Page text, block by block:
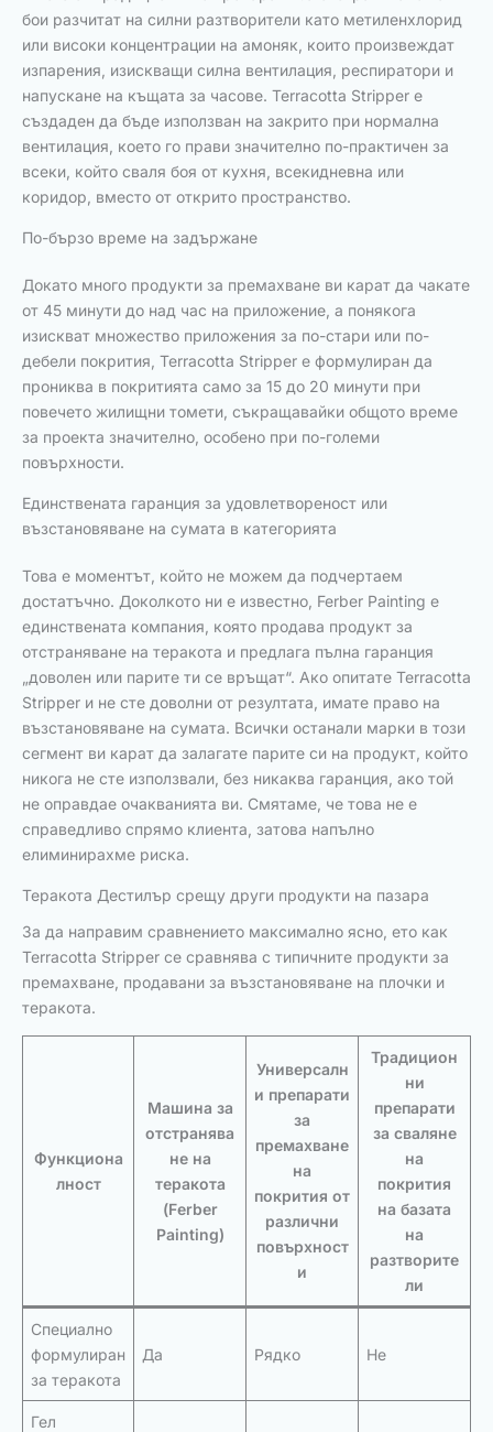
бои разчитат на силни разтворители като метиленхлорид
или високи концентрации на амоняк, които произвеждат
изпарения, изискващи силна вентилация, респиратори и
напускане на къщата за часове. Terracotta Stripper е
създаден да бъде използван на закрито при нормална
вентилация, което го прави значително по-практичен за
всеки, който сваля боя от кухня, всекидневна или
коридор, вместо от открито пространство.
По-бързо време на задържане
Докато много продукти за премахване ви карат да чакате
от 45 минути до над час на приложение, а понякога
изискват множество приложения за по-стари или по-
дебели покрития, Terracotta Stripper е формулиран да
прониква в покритията само за 15 до 20 минути при
повечето жилищни томети, съкращавайки общото време
за проекта значително, особено при по-големи
повърхности.
Единствената гаранция за удовлетвореност или
възстановяване на сумата в категорията
Това е моментът, който не можем да подчертаем
достатъчно. Доколкото ни е известно, Ferber Painting е
единствената компания, която продава продукт за
отстраняване на теракота и предлага пълна гаранция
„доволен или парите ти се връщат“. Ако опитате Terracotta
Stripper и не сте доволни от резултата, имате право на
възстановяване на сумата. Всички останали марки в този
сегмент ви карат да залагате парите си на продукт, който
никога не сте използвали, без никаква гаранция, ако той
не оправдае очакванията ви. Смятаме, че това не е
справедливо спрямо клиента, затова напълно
елиминирахме риска.
Теракота Дестилър срещу други продукти на пазара
За да направим сравнението максимално ясно, ето как
Terracotta Stripper се сравнява с типичните продукти за
премахване, продавани за възстановяване на плочки и
теракота.
Функциона
лност
Машина за
отстранява
не на
теракота
(Ferber
Painting)
Универсалн
и препарати
за
премахване
на
покрития от
различни
повърхност
и
Традицион
ни
препарати
за сваляне
на
покрития
на базата
на
разтворите
ли
Специално
формулиран
за теракота
Да Рядко Не
Гел